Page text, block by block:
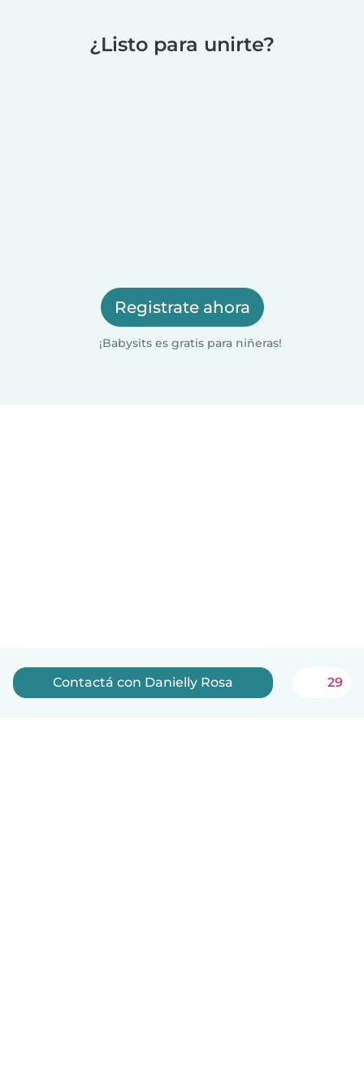
¿Listo para unirte?
Registrate ahora
¡Babysits es gratis para niñeras!
Contactá con Danielly Rosa 29